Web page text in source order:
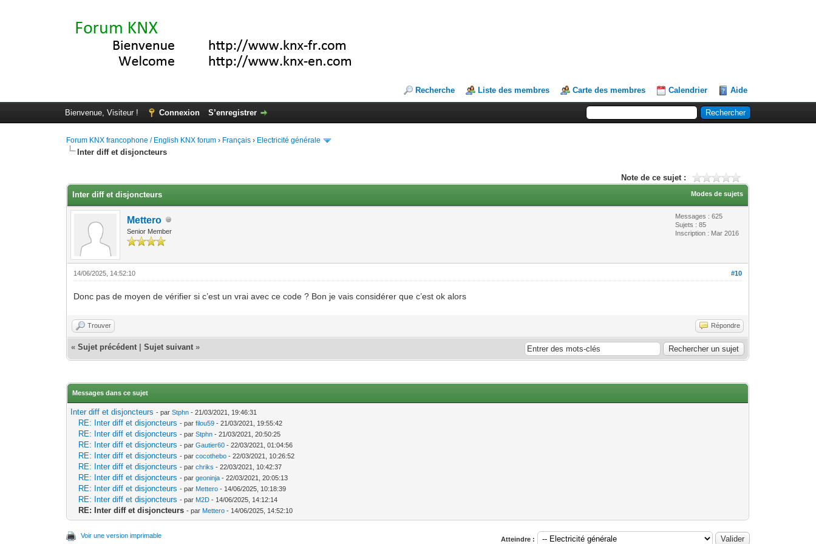
Recherche Liste des membres Carte des membres Calendrier Aide
Bienvenue, Visiteur ! Connexion S’enregistrer
Forum KNX francophone / English KNX forum › Français › Electricité générale
Inter diff et disjoncteurs
Note de ce sujet :
Modes de sujets
Inter diff et disjoncteurs
Mettero
Senior Member
Messages : 625
Sujets : 85
Inscription : Mar 2016
#10
14/06/2025, 14:52:10
Donc pas de moyen de vérifier si c’est un vrai avec ce code ? Bon je vais considérer que c’est ok alors
Trouver Répondre
«Sujet précédent |Sujet suivant »
Messages dans ce sujet
Inter diff et disjoncteurs - parStphn - 21/03/2021, 19:46:31
RE: Inter diff et disjoncteurs - parfilou59 - 21/03/2021, 19:55:42
RE: Inter diff et disjoncteurs - parStphn - 21/03/2021, 20:50:25
RE: Inter diff et disjoncteurs - parGautier60 - 22/03/2021, 01:04:56
RE: Inter diff et disjoncteurs - parcocothebo - 22/03/2021, 10:26:52
RE: Inter diff et disjoncteurs - parchriks - 22/03/2021, 10:42:37
RE: Inter diff et disjoncteurs - pargeoninja - 22/03/2021, 20:05:13
RE: Inter diff et disjoncteurs - par Mettero - 14/06/2025, 10:18:39
RE: Inter diff et disjoncteurs - par M2D - 14/06/2025, 14:12:14
RE: Inter diff et disjoncteurs - par Mettero - 14/06/2025, 14:52:10
Voir une version imprimable Atteindre :